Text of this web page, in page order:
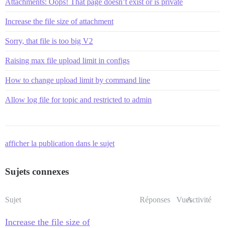
Attachments: Oops! That page doesn’t exist or is private
Increase the file size of attachment
Sorry, that file is too big V2
Raising max file upload limit in configs
How to change upload limit by command line
Allow log file for topic and restricted to admin
afficher la publication dans le sujet
Sujets connexes
Sujet Réponses VuesActivité
Increase the file size of